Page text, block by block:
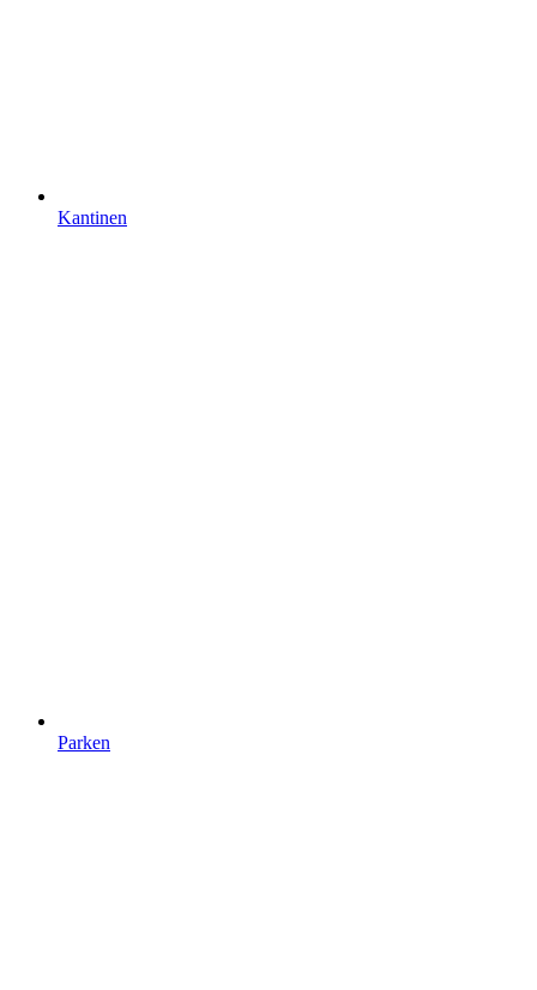
Kantinen
Parken